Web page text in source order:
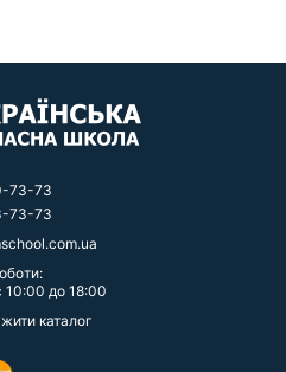
73-73
73-73
10:00 до 18:00
каталог